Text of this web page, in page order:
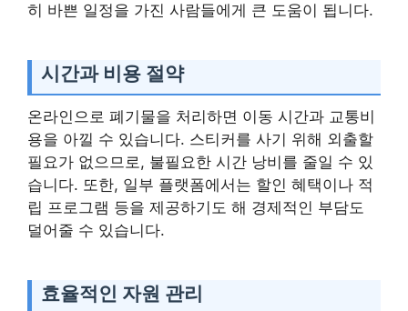
히 바쁜 일정을 가진 사람들에게 큰 도움이 됩니다.
시간과 비용 절약
온라인으로 폐기물을 처리하면 이동 시간과 교통비
용을 아낄 수 있습니다. 스티커를 사기 위해 외출할
필요가 없으므로, 불필요한 시간 낭비를 줄일 수 있
습니다. 또한, 일부 플랫폼에서는 할인 혜택이나 적
립 프로그램 등을 제공하기도 해 경제적인 부담도
덜어줄 수 있습니다.
효율적인 자원 관리